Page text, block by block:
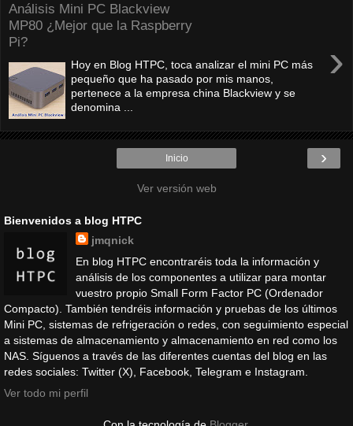
Análisis Mini PC Blackview
MP80 ¿Mejor que la Raspberry
Pi?
›
Hoy en Blog HTPC, toca analizar el mini PC más
pequeño que ha pasado por mis manos,
pertenece a la empresa china Blackview y se
denomina ...
›
Inicio
Ver versión web
Bienvenidos a blog HTPC
jmqnick
En blog HTPC encontraréis toda la información y
análisis de los componentes a utilizar para montar
vuestro propio Small Form Factor PC (Ordenador
Compacto). También tendréis información y pruebas de los últimos
Mini PC, sistemas de refrigeración o redes, con seguimiento especial
a sistemas de almacenamiento y almacenamiento en red como los
NAS. Síguenos a través de las diferentes cuentas del blog en las
redes sociales: Twitter (X), Facebook, Telegram e Instagram.
Ver todo mi perfil